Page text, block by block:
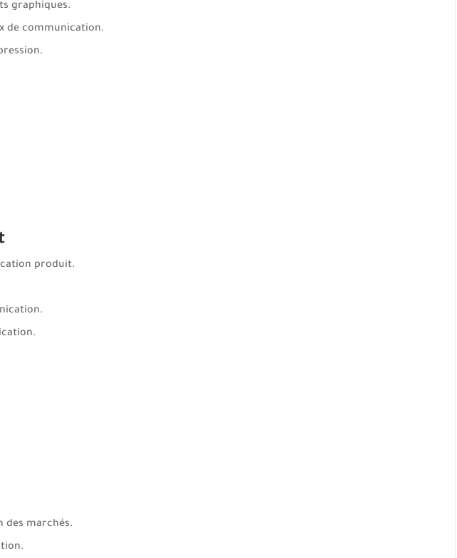
graphiques.
de communication.
produit.
des marchés.